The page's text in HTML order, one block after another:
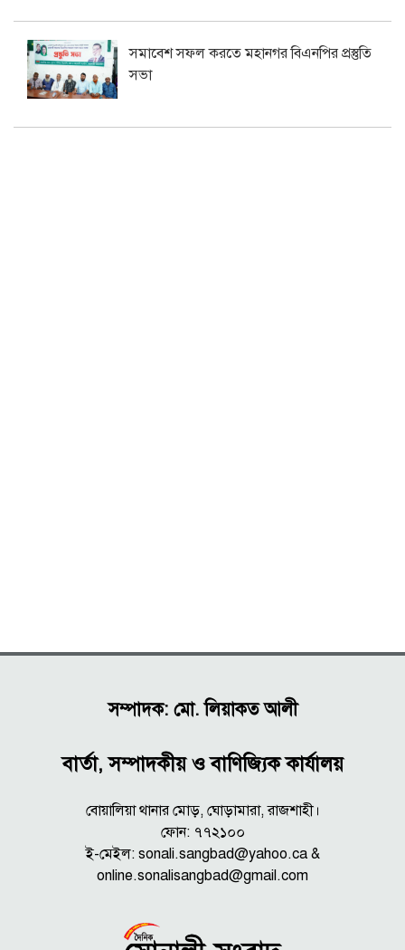
সমাবেশ সফল করতে মহানগর বিএনপির প্রস্তুতি
সভা
সম্পাদক: মো. লিয়াকত আলী
বার্তা, সম্পাদকীয় ও বাণিজ্যিক কার্যালয়
বোয়ালিয়া থানার মোড়, ঘোড়ামারা, রাজশাহী।
ফোন: ৭৭২১০০
ই-মেইল: sonali.sangbad@yahoo.ca &
online.sonalisangbad@gmail.com